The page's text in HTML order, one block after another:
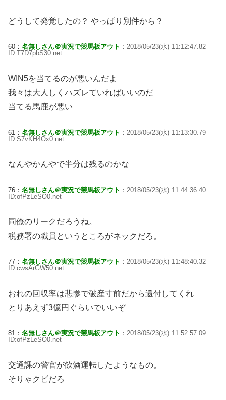
どうして発覚したの？ やっぱり別件から？
60： 名無しさん＠実況で競馬板アウト ：2018/05/23(水) 11:12:47.82
ID:T7D7pbS30.net
WIN5を当てるのが悪いんだよ
我々は大人しくハズレていればいいのだ
当てる馬鹿が悪い
61： 名無しさん＠実況で競馬板アウト ：2018/05/23(水) 11:13:30.79
ID:S7vKH4Ox0.net
なんやかんやで半分は残るのかな
76： 名無しさん＠実況で競馬板アウト ：2018/05/23(水) 11:44:36.40
ID:ofPzLeSO0.net
同僚のリークだろうね。
税務署の職員というところがネックだろ。
77： 名無しさん＠実況で競馬板アウト ：2018/05/23(水) 11:48:40.32
ID:cwsArGW50.net
おれの回収率は悲惨で破産寸前だから還付してくれ
とりあえず3億円ぐらいでいいぞ
81： 名無しさん＠実況で競馬板アウト ：2018/05/23(水) 11:52:57.09
ID:ofPzLeSO0.net
交通課の警官が飲酒運転したようなもの。
そりゃクビだろ